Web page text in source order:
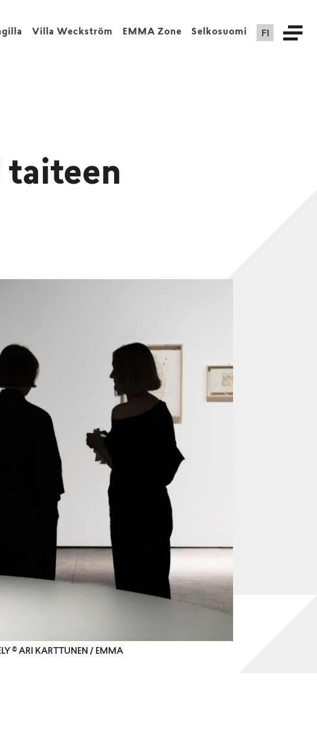
Villa Weckström EMMA Zone Selkosuomi FI
taiteen
© ARI KARTTUNEN / EMMA